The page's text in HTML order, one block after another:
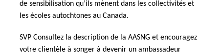
de sensibilisation qu’ils mènent dans les collectivités et
les écoles autochtones au Canada.
SVP Consultez la description de la AASNG et encouragez
votre clientèle à songer à devenir un ambassadeur